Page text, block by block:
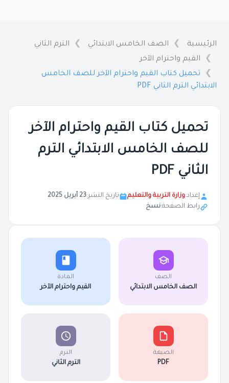
الرئيسية الصف الخامس الابتدائي
الترم الثاني
القيم واحترام الآخر
تحميل كتاب القيم واحترام الآخر للصف الخامس
الابتدائي الترم الثاني PDF
تحميل كتاب القيم واحترام الآخر
للصف الخامس الابتدائي الترم
الثاني PDF
إعداد:وزارة التربية والتعليم تاريخ النشر:23 أبريل 2025
رابط الصفحة:نسخ
الصف
الصف الخامس الابتدائي
المادة
القيم واحترام الآخر
الصيغة
PDF
الترم
الترم الثاني